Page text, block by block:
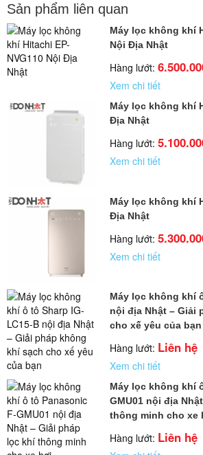
Sản phẩm liên quan
Máy lọc không khí
Nội Địa Nhật
Hàng lướt:
Xem chi tiết
Máy lọc không khí
Địa Nhật
Hàng lướt:
Xem chi tiết
Máy lọc không khí
Địa Nhật
Hàng lướt:
Xem chi tiết
Máy lọc không khí
nội địa Nhật – Giải
cho xế yêu của bạn
Hàng lướt: Liên hệ
Xem chi tiết
Máy lọc không khí
GMU01 nội địa
thông minh cho xe
Hàng lướt: Liên hệ